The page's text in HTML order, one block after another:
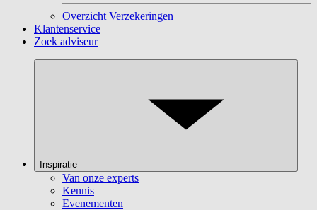
Overzicht Verzekeringen
Klantenservice
Zoek adviseur
Inspiratie
Van onze experts
Kennis
Evenementen